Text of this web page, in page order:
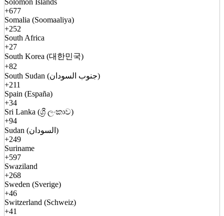
Solomon Islands
+677
Somalia (Soomaaliya)
+252
South Africa
+27
South Korea (대한민국)
+82
South Sudan (جنوب السودان)
+211
Spain (España)
+34
Sri Lanka (ශ්‍රී ලංකාව)
+94
Sudan (السودان)
+249
Suriname
+597
Swaziland
+268
Sweden (Sverige)
+46
Switzerland (Schweiz)
+41